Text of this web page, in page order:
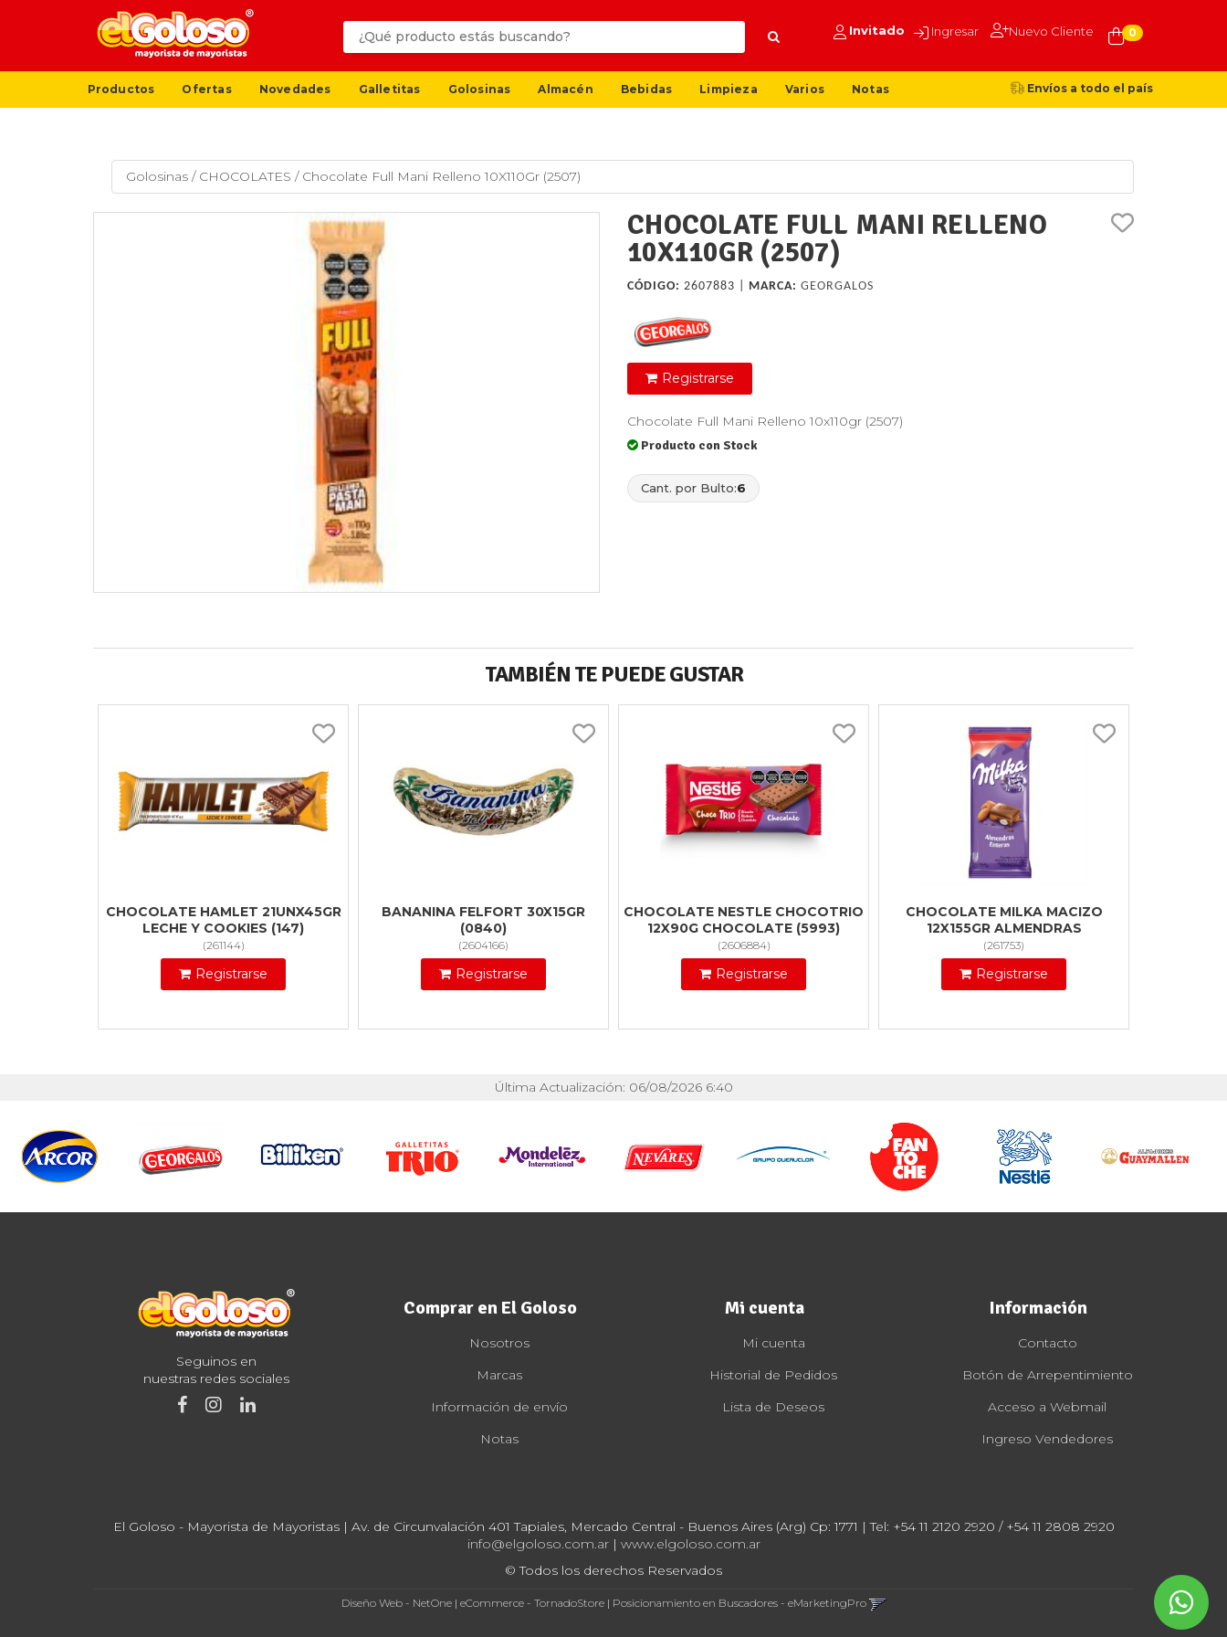
Invitado Ingresar Nuevo Cliente 0
Productos Ofertas Novedades Galletitas Golosinas Almacén Bebidas Limpieza Varios Notas Envíos a todo el país
Golosinas / CHOCOLATES / Chocolate Full Mani Relleno 10X110Gr (2507)
CHOCOLATE FULL MANI RELLENO
10X110GR (2507)
CÓDIGO: 2607883 | MARCA: GEORGALOS
Registrarse
Chocolate Full Mani Relleno 10x110gr (2507)
Producto con Stock
Cant. por Bulto:6
TAMBIÉN TE PUEDE GUSTAR
CHOCOLATE HAMLET 21UNX45GR
LECHE Y COOKIES (147)
(261144)
Registrarse
BANANINA FELFORT 30X15GR
(0840)
(2604166)
Registrarse
CHOCOLATE NESTLE CHOCOTRIO
12X90G CHOCOLATE (5993)
(2606884)
Registrarse
CHOCOLATE MILKA MACIZO
12X155GR ALMENDRAS
(261753)
Registrarse
Última Actualización: 06/08/2026 6:40
Seguinos en
nuestras redes sociales
Comprar en El Goloso
Nosotros
Marcas
Información de envío
Notas
Mi cuenta
Mi cuenta
Historial de Pedidos
Lista de Deseos
Información
Contacto
Botón de Arrepentimiento
Acceso a Webmail
Ingreso Vendedores
El Goloso - Mayorista de Mayoristas | Av. de Circunvalación 401 Tapiales, Mercado Central - Buenos Aires (Arg) Cp: 1771 | Tel: +54 11 2120 2920 / +54 11 2808 2920
info@elgoloso.com.ar| www.elgoloso.com.ar
© Todos los derechos Reservados
Diseño Web - NetOne| eCommerce - TornadoStore| Posicionamiento en Buscadores - eMarketingPro